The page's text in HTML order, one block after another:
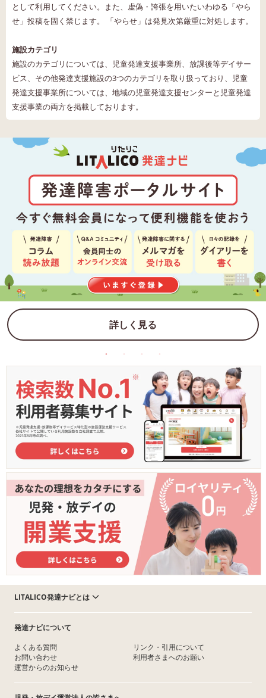
として利用してください。また、虚偽・誇張を用いたいわゆる「やら
せ」投稿を固く禁じます。 「やらせ」は発見次第厳重に対処します。
施設カテゴリ
施設のカテゴリについては、児童発達支援事業所、放課後等デイサー
ビス、その他発達支援施設の3つのカテゴリを取り扱っており、児童
発達支援事業所については、地域の児童発達支援センターと児童発達
支援事業の両方を掲載しております。
詳しく見る
LITALICO発達ナビとは
発達ナビについて
よくある質問
お問い合わせ
運営からのお知らせ
リンク・引用について
利用者さまへのお願い